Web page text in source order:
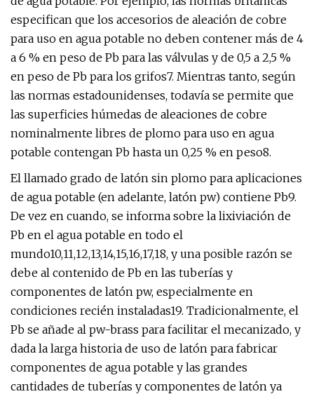
especifican que los accesorios de aleación de cobre
para uso en agua potable no deben contener más de 4
a 6 % en peso de Pb para las válvulas y de 0,5 a 2,5 %
en peso de Pb para los grifos7. Mientras tanto, según
las normas estadounidenses, todavía se permite que
las superficies húmedas de aleaciones de cobre
nominalmente libres de plomo para uso en agua
potable contengan Pb hasta un 0,25 % en peso8.
El llamado grado de latón sin plomo para aplicaciones
de agua potable (en adelante, latón pw) contiene Pb9.
De vez en cuando, se informa sobre la lixiviación de
Pb en el agua potable en todo el
mundo10,11,12,13,14,15,16,17,18, y una posible razón se
debe al contenido de Pb en las tuberías y
componentes de latón pw, especialmente en
condiciones recién instaladas19. Tradicionalmente, el
Pb se añade al pw-brass para facilitar el mecanizado, y
dada la larga historia de uso de latón para fabricar
componentes de agua potable y las grandes
cantidades de tuberías y componentes de latón ya